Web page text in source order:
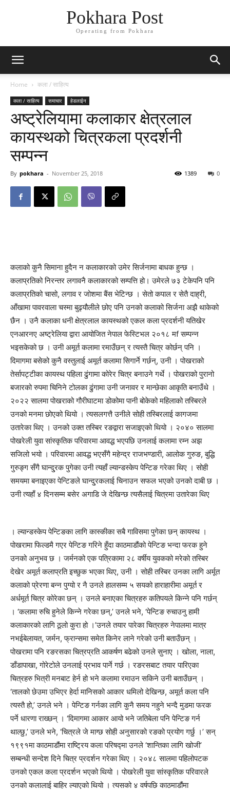
Pokhara Post
Operating from Pokhara
Home कला / साहित्य
कला / साहित्य समाचार हेडलाईन
अष्ट्रेलियामा कलाकार क्षेत्रलाल
कायस्थको चित्रकला प्रदर्शनी
सम्पन्न
By pokhara - November 25, 2018 0
1389
कलाको कुनै सिमाना हुदैन न कलाकारको उमेर सिर्जनामा बाधक हुन्छ ।
कलाप्रतिको निरन्तर लगावनै कलाकारको सम्पत्ति हो। उमेरले ७३ टेकेपनि पनि
कलाप्रतिको चासो, लगाव र जोशमा बैंस भेटिन्छ । सेतो कपाल र सेतै दाह्री,
आँखामा पावरवाला चस्मा बुढ्यौलीले छोए पनि उनको कलाको सिर्जना अझै थाकेको
छैन । उनै कलाका धनी क्षेत्रलाल कायस्थको एकल कला प्रदर्शनी यतिखेर
एनआरनए अष्ट्रेलिया द्वारा आयोजित नेपाल फेस्टिभल २०१८ मf सम्पन्न
भइसकेको छ । उनी अमूर्त कलामा रमाउँछन् र त्यस्तै चित्र कोर्छन् पनि ।
दिमागमा बसेको कुनै वस्तुलाई अमूर्त कलामा सिगार्ने गर्छन्, उनी । पोखराको
तेर्सापट्टीका कायस्थ पहिला ढुंगामा कोरेर चित्र बनाउने गर्थे । पोखराको पुरानो
बजारको रुपमा चिनिने टोलका ढुंगामा उनी जनावर र मान्छेका आकृति बनाउँथे ।
२०२२ सालमा पोखराको गौरीघाटमा डोकोमा पानी बोकेको महिलाको तस्बिरले
उनको मनमा छोएको थियो । त्यसलगत्तै उनीले सोही तस्बिरलाई कागजमा
उतारेका थिए । उनको उक्त तस्बिर रङद्वारा सजाइएको थियो । २०४० सालमा
पोखरेली युवा सांस्कृतिक परिवारमा आवद्ध भएपछि उनलाई कलामा रम्न अझ
सजिलो भयो । परिवारमा आवद्ध भएसँगै महेन्द्र राजभण्डारी, आलोक गुरुङ, बुद्धि
गुरुङ्ग सँगै घान्दु्रक पुगेका उनी त्यहाँ ल्यान्डस्केप पेन्टिङ गरेका थिए । सोही
समयमा बनाइएका पेन्टिङले घान्दु्रकलाई चिनाउन सफल भएको उनको दाबी छ ।
उनी त्यहाँ ४ दिनसम्म बसेर अगाडि जे देखिन्छ त्यसैलाई चित्रमा उतारेका थिए
। ल्यान्डस्केप पेन्टिङका लागि कास्कीका सबै गाविसमा पुगेका छन् कायस्थ ।
पोखरामा फिल्डमै गएर पेन्टिङ गरिने हुँदा काठमाडौंको पेन्टिङ भन्दा फरक हुने
उनको अनुभव छ । जर्मनको एक पत्रिकामा २८ वर्षीय युवकको मरेको तस्बिर
देखेर अमूर्त कलाप्रति इच्छुक भएका थिए, उनी । सोही तस्बिर उनका लागि अर्मूत
कलाको प्रेरणा बन्न पुग्यो र नै उनले हालसम्म ५ सयको हाराहारीमा अमूर्त र
अर्धमूर्त चित्र कोरेका छन् । उनले बनाएका चित्रहरु कतिपयले किन्ने पनि गर्छन्
। ‘कलामा रुचि हुनेले किन्ने गरेका छन्,’ उनले भने, ‘पेन्टिङ रुचाउनु हामी
कलाकारको लागि ठूलो कुरा हो ।’उनले तयार पारेका चित्रहरु नेपालमा मात्र
नभईबेलायत, जर्मन, फ्रान्समा समेत किनेर लाने गरेको उनी बताउँछन् ।
पोखरामा पनि रङरसका चित्रप्रति आकर्षण बढेको उनले सुनाए । खोला, नाला,
डाँडापाखा, गोरेटोले उनलाई प्रभाव पार्ने गर्छ । रङरसबाट तयार पारिएका
चित्रहरु भित्री मनबाट हेर्न हो भने कलामा रमाउन सकिने उनी बताउँछन् ।
‘तालको छेउमा उभिएर हेर्दा मानिसको आकार धमिलो देखिन्छ, अमूर्त कला पनि
त्यस्तै हो,’ उनले भने । पेन्टिङ गर्नका लागि कुनै समय नहुने भन्दै मुडमा फरक
पर्ने धारणा राख्छन् । ‘दिमागमा आकार आयो भने जतिबेला पनि पेन्टिङ गर्न
थाल्छु,’ उनले भने, ‘चित्रले जे माग्छ सोही अनुसारको रङको प्रयोग गर्छु ।’ सन्
१९९१मा काठमाडौंमा राष्ट्रिय कला परिषद्मा उनले ‘शान्तिका लागि खोजी’
सम्बन्धी सन्देश दिने चित्र प्रदर्शन गरेका थिए । २०४८ सालमा पहिलोपटक
उनको एकल कला प्रदर्शन भएको थियो । पोखरेली युवा सांस्कृतिक परिवारले
उनको कलालाई बाहिर ल्याएको थियो । त्यसको ४ वर्षपछि काठमाडौंमा